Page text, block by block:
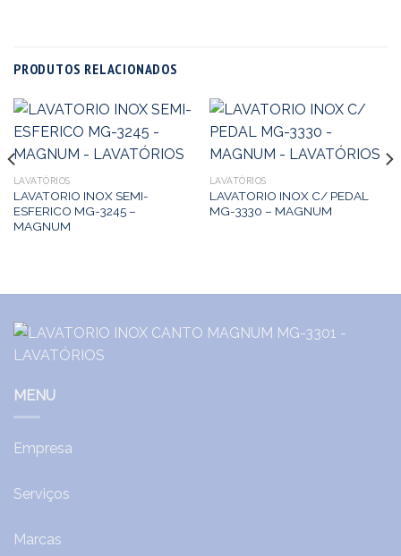
PRODUTOS RELACIONADOS
LAVATÓRIOS
LAVATORIO INOX SEMI-
ESFERICO MG-3245 –
MAGNUM
LAVATÓRIOS
LAVATORIO INOX C/ PEDAL
MG-3330 – MAGNUM
MENU
Empresa
Serviços
Marcas